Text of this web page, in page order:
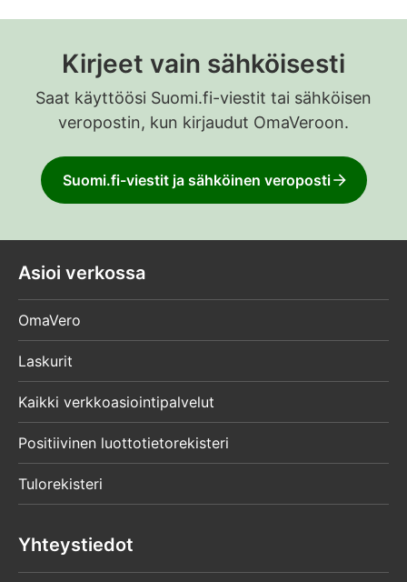
Kirjeet vain sähköisesti
Saat käyttöösi Suomi.fi-viestit tai sähköisen
veropostin, kun kirjaudut OmaVeroon.
Suomi.fi-viestit ja sähköinen veroposti
Asioi verkossa
OmaVero
Laskurit
Kaikki verkkoasiointipalvelut
Positiivinen luottotietorekisteri
Tulorekisteri
Yhteystiedot